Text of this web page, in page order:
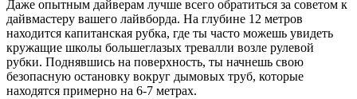
Даже опытным дайверам лучше всего обратиться за советом к
дайвмастеру вашего лайвборда. На глубине 12 метров
находится капитанская рубка, где ты часто можешь увидеть
кружащие школы большеглазых тревалли возле рулевой
рубки. Поднявшись на поверхность, ты начнешь свою
безопасную остановку вокруг дымовых труб, которые
находятся примерно на 6-7 метрах.